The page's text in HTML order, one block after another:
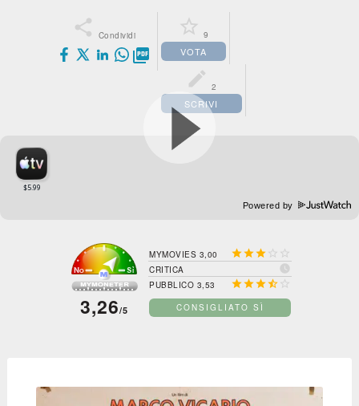
 Condividi

 9
VOTA
 2
SCRIVI
Powered by
3,26/5
MYMOVIES 3,00   
CRITICA 
PUBBLICO 3,53  
CONSIGLIATO SÌ